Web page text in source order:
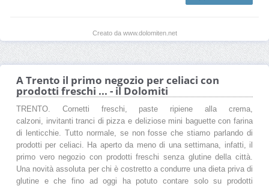
Creato da www.dolomiten.net
A Trento il primo negozio per celiaci con
prodotti freschi ... - il Dolomiti
TRENTO. Cornetti freschi, paste ripiene alla crema,
calzoni, invitanti tranci di pizza e deliziose mini baguette con farina
di lenticchie. Tutto normale, se non fosse che stiamo parlando di
prodotti per celiaci. Ha aperto da meno di una settimana, infatti, il
primo vero negozio con prodotti freschi senza glutine della città.
Una novità assoluta per chi è costretto a condurre una dieta priva di
glutine e che fino ad oggi ha potuto contare solo su prodotti